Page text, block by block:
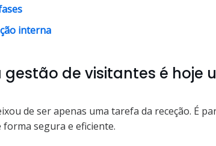
interna
gestão de visitantes é hoje
de ser apenas uma tarefa da receção. É
segura e eficiente.